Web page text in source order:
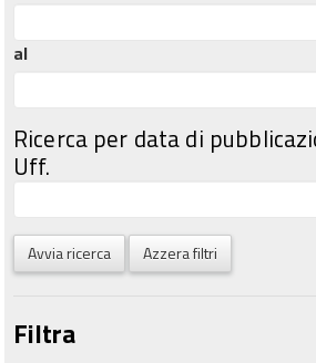
al
Ricerca per data di
Uff.
Avvia ricerca Azzera filtri
Filtra